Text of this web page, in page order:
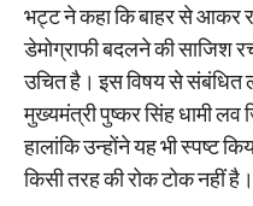
भट्ट ने कहा कि बाहर से आकर
डेमोग्राफी बदलने की साजिश
उचित है। इस विषय से संबंधित
मुख्यमंत्री पुष्कर सिंह धामी लव
हालांकि उन्होंने यह भी स्पष्ट
किसी तरह की रोक टोक नहीं है।